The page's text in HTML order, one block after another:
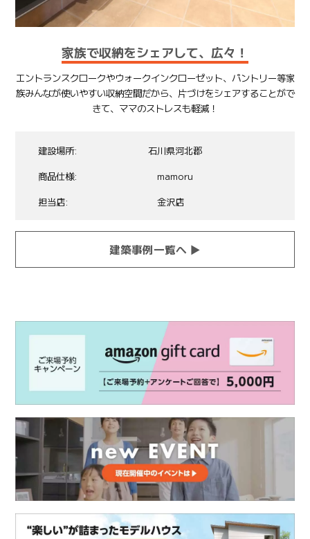
家族で収納をシェアして、広々！
エントランスクロークやウォークインクローゼット、パントリー等家
族みんなが使いやすい収納空間だから、片づけをシェアすることがで
きて、ママのストレスも軽減！
建設場所
石川県河北郡
商品仕様
mamoru
担当店
金沢店
建築事例一覧へ